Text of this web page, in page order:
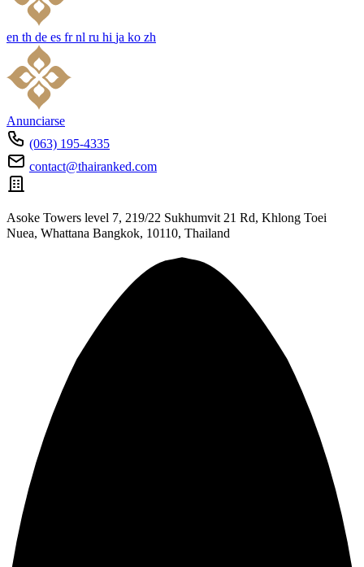
en th de es fr nl ru hi ja ko zh
Anunciarse
(063) 195-4335
contact@thairanked.com
Asoke Towers level 7, 219/22 Sukhumvit 21 Rd, Khlong Toei
Nuea, Whattana Bangkok, 10110, Thailand